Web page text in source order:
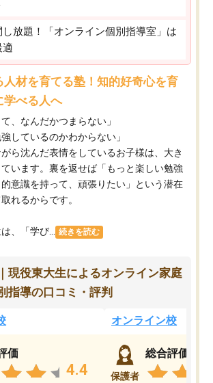
放題！「オンライン個別指導室」は
適
人材を育てる塾！知的好奇心を育
学べる人へ
、なんだかつまらない」
しているのかわからない」
ら沈んだ表情をしているお子様は、大き
います。裏を返せば「もっと楽しい勉強
意識を持って、頑張りたい」という潜在
れるからです。
、「学び... 続きを読む
現役東大生によるオンライン家庭
指導の口コミ・評判
価
4.4
オンライン校
保護者
総合評価